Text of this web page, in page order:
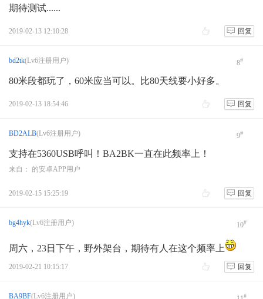
期待测试......
2019-02-13 12:10:28 回复
bd2tk(Lv6注册用户) 8#
80米段都玩了，60米应当可以。比80天线要小好多。
2019-02-13 18:54:46 回复
BD2ALB(Lv6注册用户) 9#
支持在5360USB呼叫！BA2BK一直在此频率上！
来自： 的安卓APP用户
2019-02-15 15:25:19 回复
bg4hyk(Lv6注册用户) 10#
周六，23日下午，野外架台，期待有人在这个频率上
2019-02-21 10:15:17 回复
BA9BF(Lv6注册用户) #